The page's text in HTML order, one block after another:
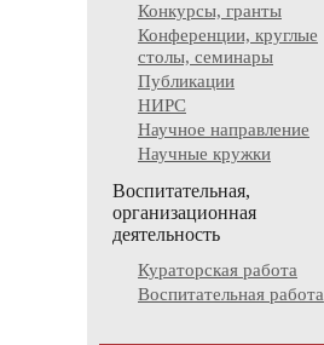
Конкурсы, гранты
Конференции, круглые
столы, семинары
Публикации
НИРС
Научное направление
Научные кружки
Воспитательная,
организационная
деятельность
Кураторская работа
Воспитательная работа